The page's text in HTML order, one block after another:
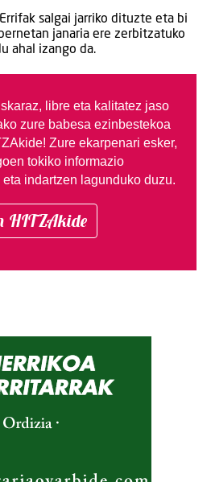
salgai jarriko dituzte eta bi
janaria ere zerbitzatuko
ahal izango da.
libre eta kalitatez jaso
zure babesa ezinbestekoa
Zure ekarpenari esker,
tokiko informazio
indartzen lagunduko duzu.
HITZAkide